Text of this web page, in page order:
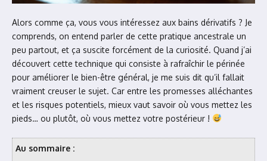
Alors comme ça, vous vous intéressez aux bains dérivatifs ? Je
comprends, on entend parler de cette pratique ancestrale un
peu partout, et ça suscite forcément de la curiosité. Quand j’ai
découvert cette technique qui consiste à rafraîchir le périnée
pour améliorer le bien-être général, je me suis dit qu’il fallait
vraiment creuser le sujet. Car entre les promesses alléchantes
et les risques potentiels, mieux vaut savoir où vous mettez les
pieds… ou plutôt, où vous mettez votre postérieur !
Au sommaire :